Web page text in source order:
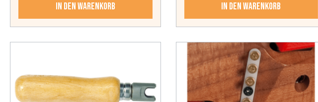
In den Warenkorb In den Warenkorb